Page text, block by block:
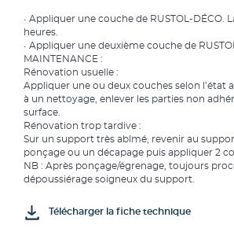
• Appliquer une couche de RUSTOL-DÉCO.
heures.
• Appliquer une deuxième couche de
MAINTENANCE :
Rénovation usuelle :
Appliquer une ou deux couches selon l’état
à un nettoyage, enlever les parties non
surface.
Rénovation trop tardive :
Sur un support très abîmé, revenir au
ponçage ou un décapage puis appliquer 2
NB : Après ponçage/égrenage, toujours
dépoussiérage soigneux du support.
Télécharger la fiche technique